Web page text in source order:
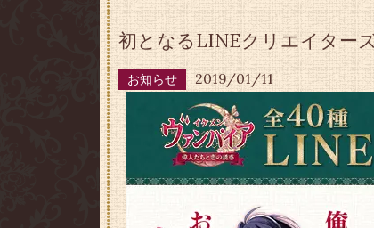
初となるLINEクリエイター
お知らせ 2019/01/11